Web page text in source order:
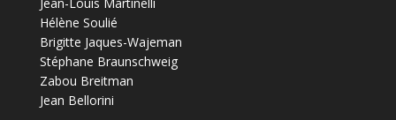
Hélène Soulié
Brigitte Jaques-Wajeman
Stéphane Braunschweig
Zabou Breitman
Jean Bellorini